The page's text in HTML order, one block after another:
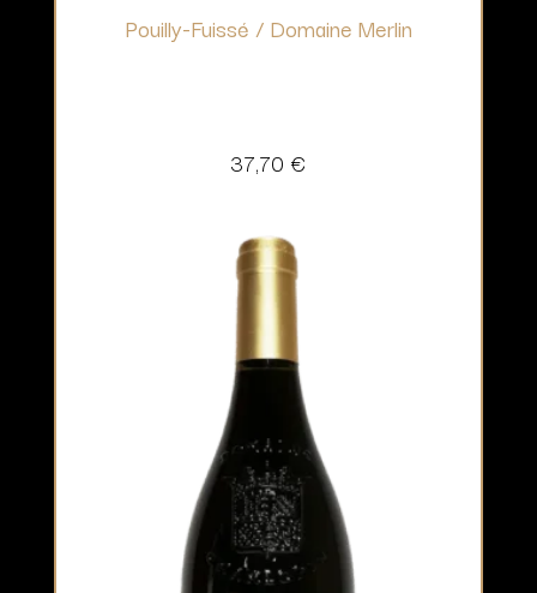
Pouilly-Fuissé / Domaine Merlin
37,70 €